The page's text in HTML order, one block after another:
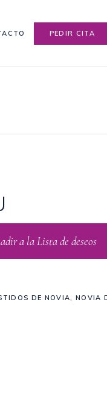
PEDIR CITA
a la Lista de deseos
DE NOVIA, NOVIA